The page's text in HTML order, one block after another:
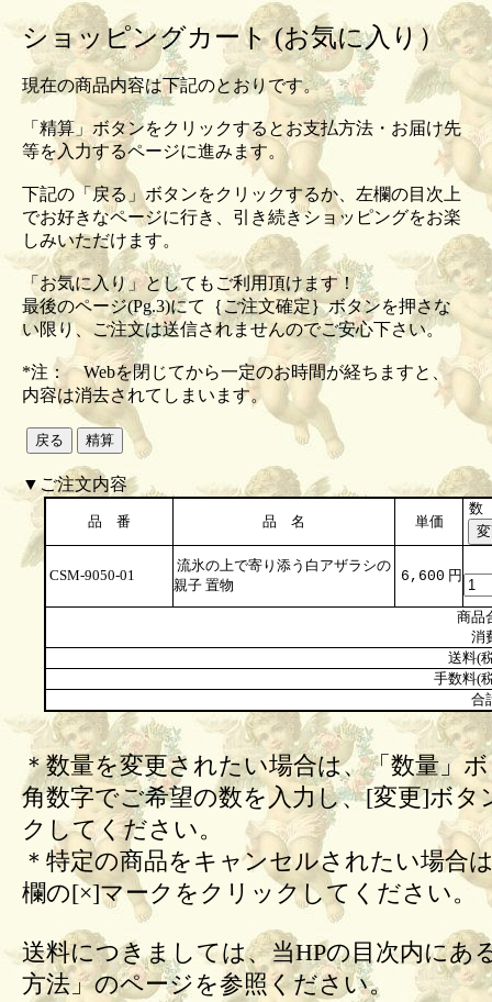
ショッピングカート (お気に入り）
現在の商品内容は下記のとおりです。
「精算」ボタンをクリックするとお支払方法・お届け先
等を入力するページに進みます。
下記の「戻る」ボタンをクリックするか、左欄の目次上
でお好きなページに行き、引き続きショッピングをお楽
しみいただけます。
「お気に入り」としてもご利用頂けます！
最後のページ(Pg.3)にて｛ご注文確定｝ボタンを押さな
い限り、ご注文は送信されませんのでご安心下さい。
*注： Webを閉じてから一定のお時間が経ちますと、
内容は消去されてしまいます。
▼ご注文内容
品 番 品 名 単価
数
CSM-9050-01
流氷の上で寄り添う白アザラシの
親子 置物
6,600 円
商品
消
送料(
手数料(
合
＊数量を変更されたい場合は、「数量」
角数字でご希望の数を入力し、[変更]ボタ
クしてください。
＊特定の商品をキャンセルされたい場合
欄の[×]マークをクリックしてください。
送料につきましては、当HPの目次内にあ
方法」のページを参照ください。